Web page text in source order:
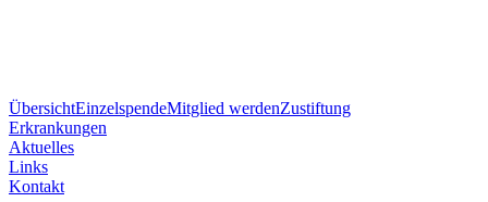
ÜbersichtEinzelspendeMitglied werdenZustiftung
Erkrankungen
Aktuelles
Links
Kontakt